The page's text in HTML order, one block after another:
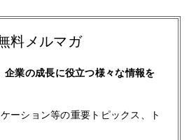
料メルマガ
企業の成長に役立つ様々な情報を
ーション等の重要トピックス、ト